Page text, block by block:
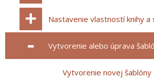
Nastavenie vlastností knihy a
Vytvorenie alebo úprava
Vytvorenie novej šablóny